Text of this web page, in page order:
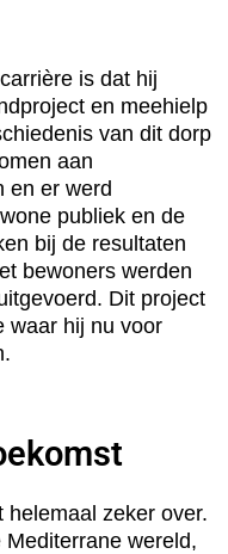
is dat hij
en meehielp
van dit dorp
aan
en er werd
publiek en de
bij de resultaten
bewoners werden
Dit project
waar hij nu voor
helemaal zeker over.
wereld,